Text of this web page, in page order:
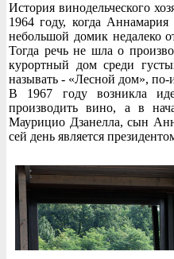
История винодельческого
1964 году, когда
небольшой домик недалеко
Тогда речь не шла о
курортный дом среди
называть - «Лесной дом», по-
В 1967 году возникла
производить вино, а в
Маурицио Дзанелла, сын
сей день является